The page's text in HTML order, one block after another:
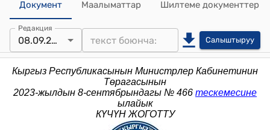
Документ Маалыматтар Шилтеме документтер
Редакция
08.09.2023 Салыштыруу